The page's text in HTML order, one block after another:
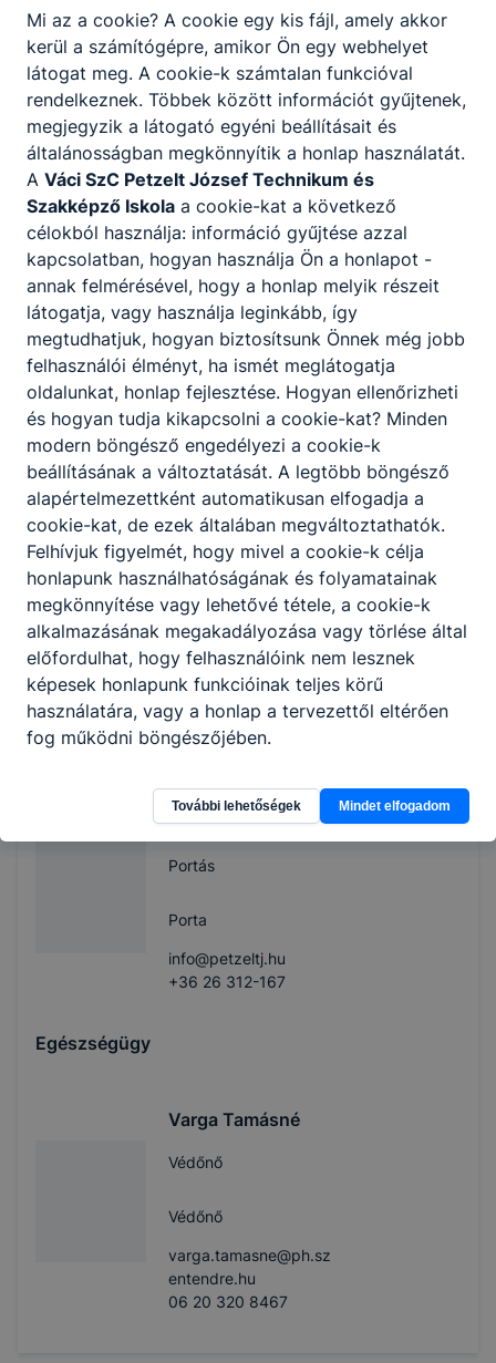
+36 26 312-167
Barna Sándor
Fűtő
Karbantartás
info@petzeltj.hu
+36 26 312-167
Vargáné Huber
Kitti
Gazdasági ügyintéző
Gazdasági
gazdasagi@petzeltj.h
u
+36 26 312-177
Bereczné Győri
Tímea
Gazdaasszony
Konyha
info@petzeltj.hu
Eckensberger Zsolt
Portás
Porta
info@petzeltj.hu
+36 26 312-167
Egészségügy
Varga Tamásné
Védőnő
Védőnő
varga.tamasne@ph.sz
entendre.hu
06 20 320 8467
Mi az a cookie? A cookie egy kis fájl, amely akkor
kerül a számítógépre, amikor Ön egy webhelyet
látogat meg. A cookie-k számtalan funkcióval
rendelkeznek. Többek között információt gyűjtenek,
megjegyzik a látogató egyéni beállításait és
általánosságban megkönnyítik a honlap használatát.
A Váci SzC Petzelt József Technikum és
Szakképző Iskola a cookie-kat a következő
célokból használja: információ gyűjtése azzal
kapcsolatban, hogyan használja Ön a honlapot -
annak felmérésével, hogy a honlap melyik részeit
látogatja, vagy használja leginkább, így
megtudhatjuk, hogyan biztosítsunk Önnek még jobb
felhasználói élményt, ha ismét meglátogatja
oldalunkat, honlap fejlesztése. Hogyan ellenőrizheti
és hogyan tudja kikapcsolni a cookie-kat? Minden
modern böngésző engedélyezi a cookie-k
beállításának a változtatását. A legtöbb böngésző
alapértelmezettként automatikusan elfogadja a
cookie-kat, de ezek általában megváltoztathatók.
Felhívjuk figyelmét, hogy mivel a cookie-k célja
honlapunk használhatóságának és folyamatainak
megkönnyítése vagy lehetővé tétele, a cookie-k
alkalmazásának megakadályozása vagy törlése által
előfordulhat, hogy felhasználóink nem lesznek
képesek honlapunk funkcióinak teljes körű
használatára, vagy a honlap a tervezettől eltérően
fog működni böngészőjében.
További lehetőségek Mindet elfogadom